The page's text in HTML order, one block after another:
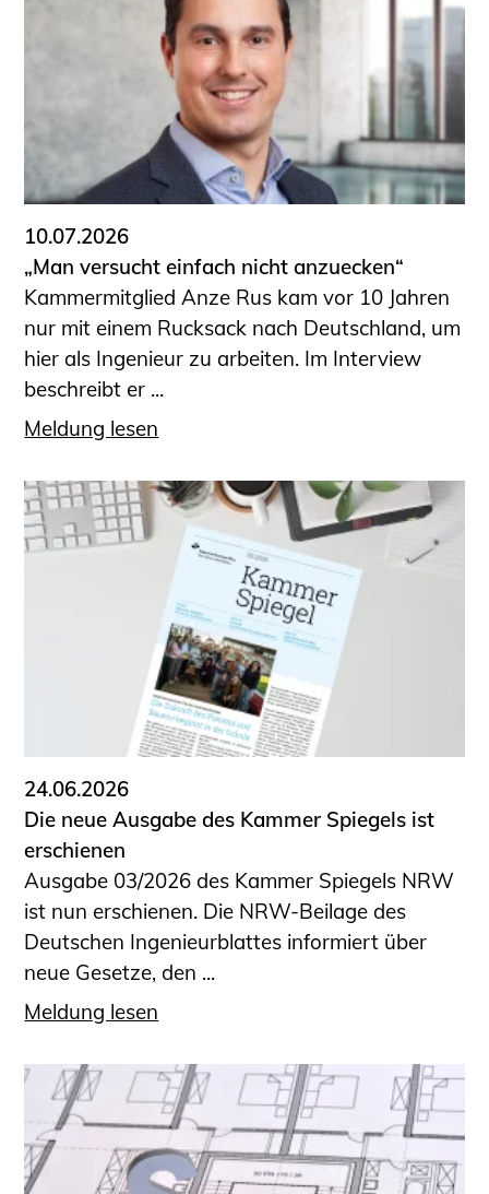
10.07.2026
„Man versucht einfach nicht anzuecken“
Kammermitglied Anze Rus kam vor 10 Jahren
nur mit einem Rucksack nach Deutschland, um
hier als Ingenieur zu arbeiten. Im Interview
beschreibt er ...
Meldung lesen
24.06.2026
Die neue Ausgabe des Kammer Spiegels ist
erschienen
Ausgabe 03/2026 des Kammer Spiegels NRW
ist nun erschienen. Die NRW-Beilage des
Deutschen Ingenieurblattes informiert über
neue Gesetze, den ...
Meldung lesen